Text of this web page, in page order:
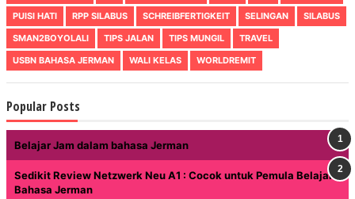
PUISI HATI
RPP SILABUS SCHREIBFERTIGKEIT SELINGAN
SILABUS
SMAN2BOYOLALI
TIPS JALAN TIPS MUNGIL
TRAVEL
USBN BAHASA JERMAN
WALI KELAS WORLDREMIT
Popular Posts
Belajar Jam dalam bahasa Jerman
Sedikit Review Netzwerk Neu A1 : Cocok untuk Pemula Belajar
Bahasa Jerman